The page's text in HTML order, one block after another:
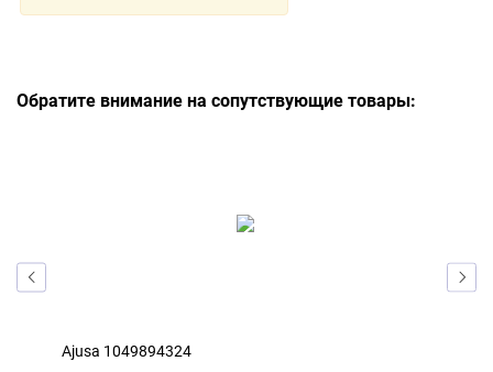
Обратите внимание на сопутствующие товары:
Ajusa 1049894324